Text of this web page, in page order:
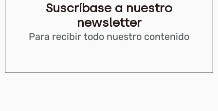
Suscríbase a nuestro
newsletter
Para recibir todo nuestro contenido